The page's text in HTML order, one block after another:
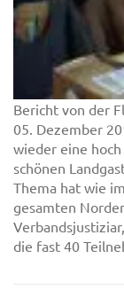
Bericht von der
05. Dezember
wieder eine
schönen
Thema hat wie
gesamten
die fast 40